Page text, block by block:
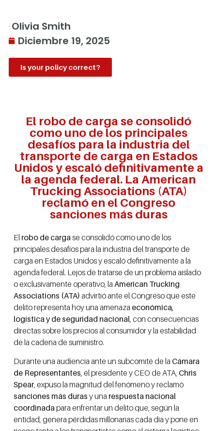
Olivia Smith
Diciembre 19, 2025
Is your policy correct?
El robo de carga se consolidó
como uno de los principales
desafíos para la industria del
transporte de carga en Estados
Unidos y escaló definitivamente a
la agenda federal. La American
Trucking Associations (ATA)
reclamó en el Congreso
sanciones más duras
El robo de cargase consolidó como uno de los
principales desafíos para la industria del transporte de
carga en Estados Unidos y escaló definitivamente a la
agenda federal. Lejos de tratarse de un problema aislado
o exclusivamente operativo, la American Trucking
Associations (ATA) advirtió ante el Congreso que este
delito representa hoy una amenaza económica,
logística y de seguridad nacional, con consecuencias
directas sobre los precios al consumidor y la estabilidad
de la cadena de suministro.
Durante una audiencia ante un subcomité de la Cámara
de Representantes , el presidente y CEO de ATA, Chris
Spear , expuso la magnitud del fenómeno y reclamó
sanciones más duras y una respuesta nacional
coordinada para enfrentar un delito que, según la
entidad, genera pérdidas millonarias cada día y pone en